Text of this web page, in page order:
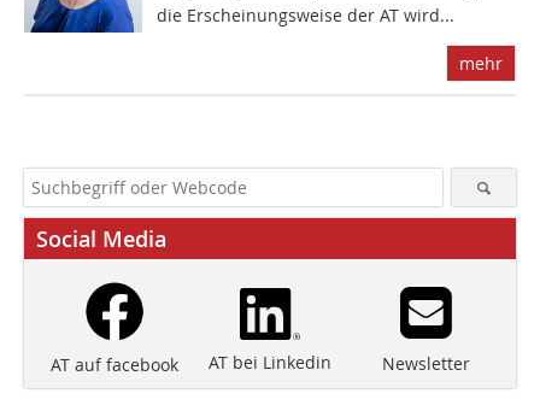
die Erscheinungsweise der AT wird...
mehr
Social Media
AT auf facebook AT bei Linkedin Newsletter